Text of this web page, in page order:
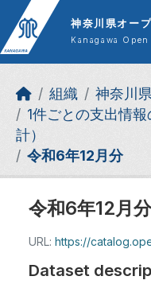
Skip to main content
神奈川県オー
Kanagawa
組織
神奈川
1件ごとの支出情
計）
令和6年12月分
令和6年12月分
URL: https://catalog.opendata.pref.kanagawa.jp/dataset/377d4fb5-9fa7-4f2a-b82c-d5aa509e300c/
Dataset